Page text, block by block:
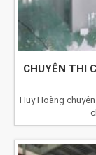
CHUYÊN THI
Huy Hoàng